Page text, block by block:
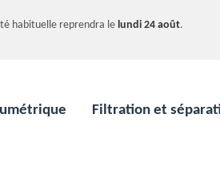
habituelle reprendra le lundi 24 août.
Filtration et